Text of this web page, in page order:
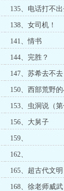
135、电话打不出
138、女司机！
141、情书
144、完胜？
147、苏希去不
150、西部荒野
订！）
153、虫洞说（第
156、大舅子
159、
162、
165、超古代文明
168、徐老师威